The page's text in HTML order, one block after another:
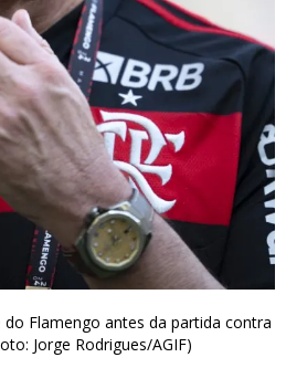
Flamengo antes da partida contra
Jorge Rodrigues/AGIF)